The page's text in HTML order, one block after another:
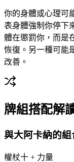
你的身體或心理可
表身體強制你停下
體在懲罰你，而是
恢復。另一種可能
改善。
牌組搭配解
與大阿卡納的組
權杖十 + 力量